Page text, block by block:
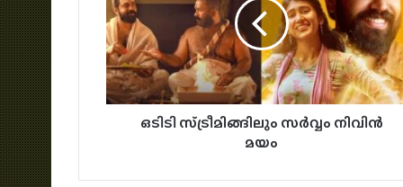
ഒടിടി സ്ട്രീമിങ്ങിലും സർവ്വം നിവിൻ
മയം